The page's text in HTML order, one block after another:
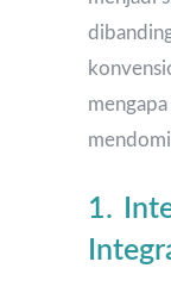
1.